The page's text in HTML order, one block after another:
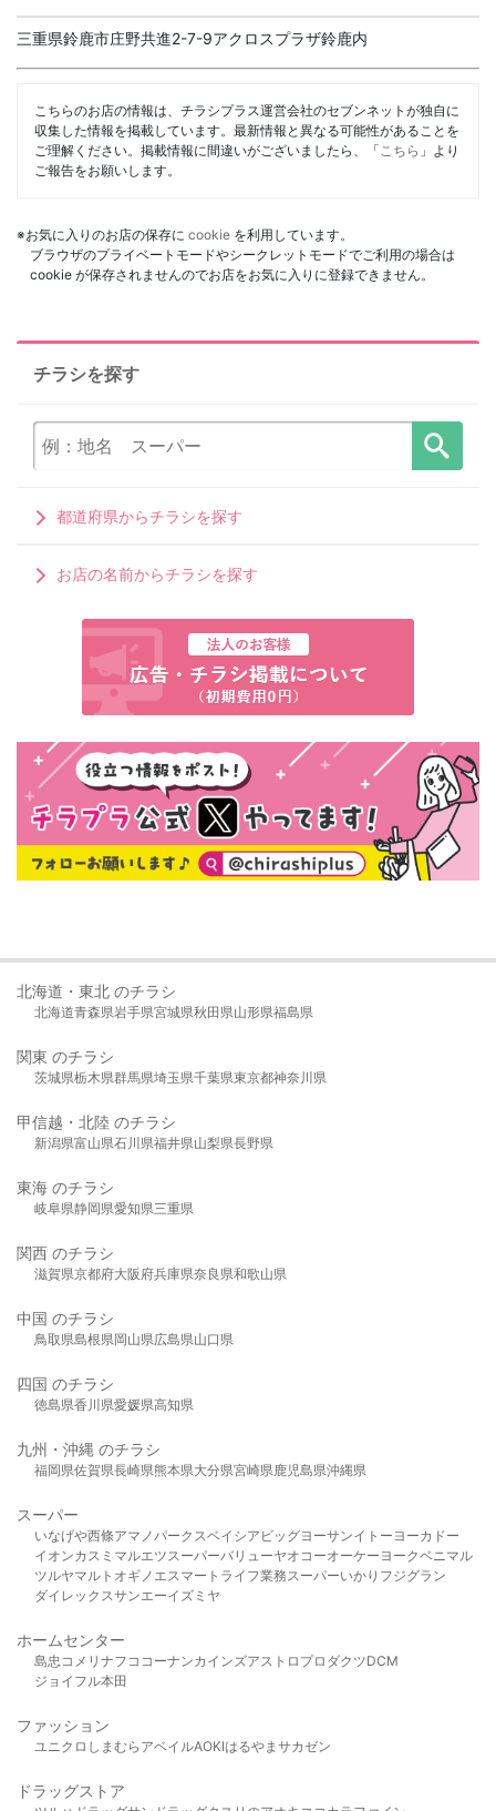
三重県鈴鹿市庄野共進2-7-9アクロスプラザ鈴鹿内
こちらのお店の情報は、チラシプラス運営会社のセブンネットが独自に
収集した情報を掲載しています。最新情報と異なる可能性があることを
ご理解ください。掲載情報に間違いがございましたら、「 こちら 」より
ご報告をお願いします。
※お気に入りのお店の保存に cookie を利用しています。
ブラウザのプライベートモードやシークレットモードでご利用の場合は
cookie が保存されませんのでお店をお気に入りに登録できません。
チラシを探す
都道府県からチラシを探す
お店の名前からチラシを探す
北海道・東北 のチラシ
北海道青森県岩手県宮城県秋田県山形県福島県
関東 のチラシ
茨城県栃木県群馬県埼玉県千葉県東京都神奈川県
甲信越・北陸 のチラシ
新潟県富山県石川県福井県山梨県長野県
東海 のチラシ
岐阜県静岡県愛知県三重県
関西 のチラシ
滋賀県京都府大阪府兵庫県奈良県和歌山県
中国 のチラシ
鳥取県島根県岡山県広島県山口県
四国 のチラシ
徳島県香川県愛媛県高知県
九州・沖縄 のチラシ
福岡県佐賀県長崎県熊本県大分県宮崎県鹿児島県沖縄県
スーパー
いなげや西條アマノパークスベイシア ビッグヨーサンイトーヨーカドー
イオンカスミ マルエツスーパーバリューヤオコーオーケー ヨークベニマル
ツルヤマルト オギノ エスマート ライフ業務スーパーいかり フジグラン
ダイレックスサンエーイズミヤ
ホームセンター
島忠 コメリ ナフコ コーナンカインズアストロプロダクツDCM
ジョイフル本田
ファッション
ユニクロ しまむら アベイルAOKIはるやま サカゼン
ドラッグストア